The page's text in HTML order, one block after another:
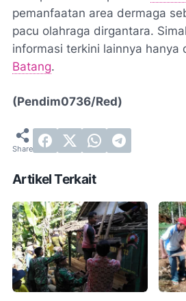
pemanfaatan area dermaga
pacu olahraga dirgantara.
informasi terkini lainnya hanya
Batang.
(Pendim0736/Red)
Artikel Terkait